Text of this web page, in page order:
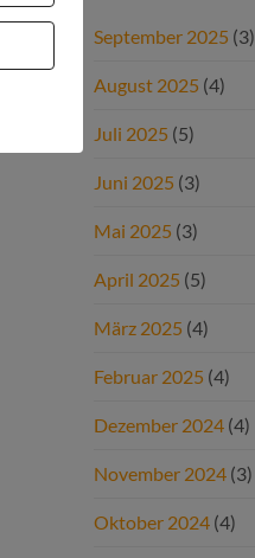
September 2025 (3)
August 2025 (4)
Juli 2025 (5)
Juni 2025 (3)
Mai 2025 (3)
April 2025 (5)
März 2025 (4)
Februar 2025 (4)
Dezember 2024 (4)
November 2024 (3)
Oktober 2024 (4)